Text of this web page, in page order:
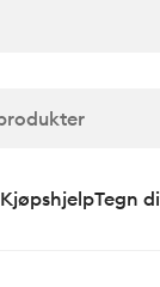
KjøpshjelpTegn